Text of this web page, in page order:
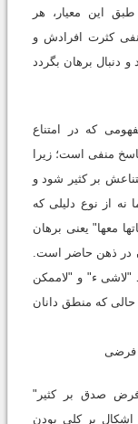
این معیار، هر
کثرت افرادش و
دنبال برهان بگردد
که در امتناع
منفی است؛ زیرا
بر کثیر شود و
نه از نوع دلیلی که
معها" یعنی برهان
در ذهن حاضر است.
"لاشی ء" و "لاممکن
حالی که منطق دانان
فرضی
فرض صدق بر کثیر"
بر کلی بودن